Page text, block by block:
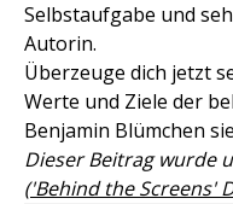
Selbstaufgabe und
Autorin.
Überzeuge dich jetzt
Werte und Ziele der
Benjamin Blümchen
Dieser Beitrag wurde
('Behind the Screens'